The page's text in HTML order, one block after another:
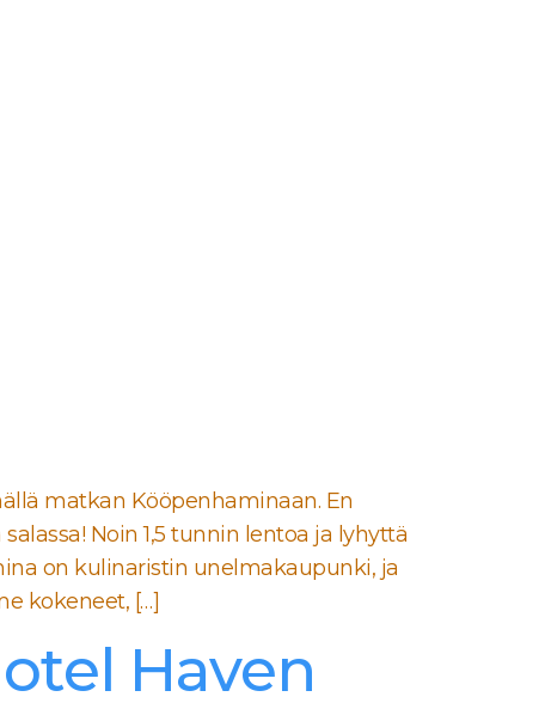
matkan Kööpenhaminaan. En
Noin 1,5 tunnin lentoa ja lyhyttä
on kulinaristin unelmakaupunki, ja
kokeneet, […]
Haven